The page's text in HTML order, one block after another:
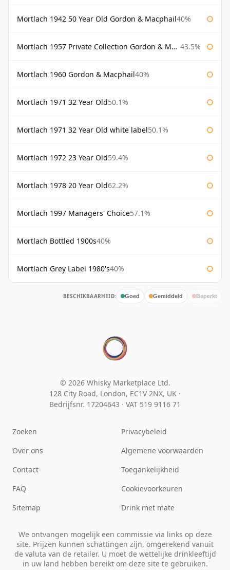
Mortlach 1942 50 Year Old Gordon & Macphail40%
Mortlach 1957 Private Collection Gordon & Macphail 43.5%
Mortlach 1960 Gordon & Macphail40%
Mortlach 1971 32 Year Old50.1%
Mortlach 1971 32 Year Old white label50.1%
Mortlach 1972 23 Year Old59.4%
Mortlach 1978 20 Year Old62.2%
Mortlach 1997 Managers' Choice57.1%
Mortlach Bottled 1900s40%
Mortlach Grey Label 1980's40%
BESCHIKBAARHEID: Goed Gemiddeld Beperkt
© 2026 Whisky Marketplace Ltd.
128 City Road, London, EC1V 2NX, UK ·
Bedrijfsnr. 17204643 · VAT 519 9116 71
Zoeken
Over ons
Contact
FAQ
Sitemap
Privacybeleid
Algemene voorwaarden
Toegankelijkheid
Cookievoorkeuren
Drink met mate
We ontvangen mogelijk een commissie via links op deze
site. Prijzen kunnen schattingen zijn, omgerekend vanuit
de valuta van de retailer. U moet de wettelijke drinkleeftijd
in uw land hebben bereikt om deze site te gebruiken.